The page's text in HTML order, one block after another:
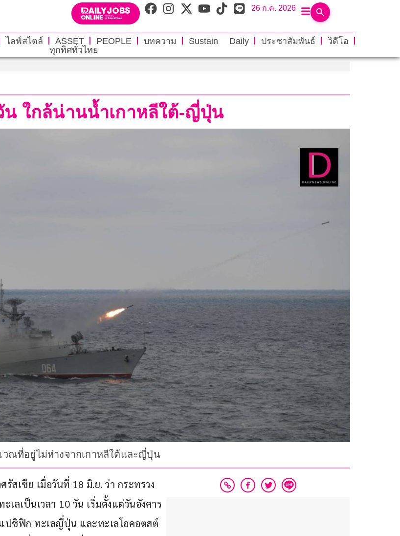
26 ก.ค. 2026
ไลฟ์สไตล์ ASSET PEOPLE บทความ Sustain Daily ประชาสัมพันธ์
วิดีโอ
ทุกทิศทั่วไทย
น ใกล้น่านน้ำเกาหลีใต้-ญี่ปุ่น
วณที่อยู่ไม่ห่างจากเกาหลีใต้และญี่ปุ่น
สเซีย เมื่อวันที่ 18 มิ.ย. ว่า กระทรวง
เลเป็นเวลา 10 วัน เริ่มตั้งแต่วันอังคาร
ปซิฟิก ทะเลญี่ปุ่น และทะเลโอคอตสต์